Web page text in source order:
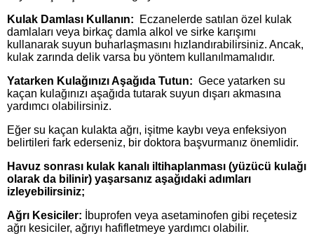
Kulak Damlası Kullanın:
Eczanelerde satılan özel kulak
damlaları veya birkaç damla alkol ve sirke karışımı
kullanarak suyun buharlaşmasını hızlandırabilirsiniz. Ancak,
kulak zarında delik varsa bu yöntem kullanılmamalıdır.
Yatarken Kulağınızı Aşağıda Tutun: Gece yatarken su
kaçan kulağınızı aşağıda tutarak suyun dışarı akmasına
yardımcı olabilirsiniz.
Eğer su kaçan kulakta ağrı, işitme kaybı veya enfeksiyon
belirtileri fark ederseniz, bir doktora başvurmanız önemlidir.
Havuz sonrası kulak kanalı iltihaplanması (yüzücü kulağı
olarak da bilinir) yaşarsanız aşağıdaki adımları
izleyebilirsiniz;
Ağrı Kesiciler: İbuprofen veya asetaminofen gibi reçetesiz
ağrı kesiciler, ağrıyı hafifletmeye yardımcı olabilir.